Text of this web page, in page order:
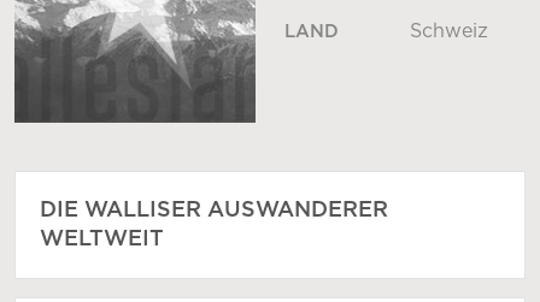
LAND Schweiz
DIE WALLISER AUSWANDERER
WELTWEIT